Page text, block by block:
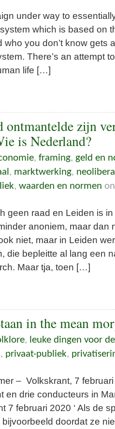
under way to
which is based on
you don’t know gets
There’s an attempt
life […]
ontmantelde zijn
is Nederland?
, framing, geld en
, marktwerking,
, waarden en normen
raad en Leiden is in
anoniem, maar dan
niet, maar in Leiden
die bepleitte al lang een
Maar tja, toen […]
in the mean
, leuke dingen voor
, privaat-publiek,
– Volkskrant, 7
en drie conducteurs in
7 februari 2020 ‘ Als de
doordat ze